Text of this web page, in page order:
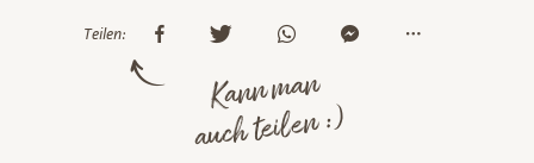
Teilen:
Kann man
auch teilen :)